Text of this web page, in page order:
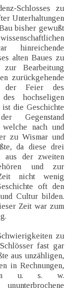
Schlosses zu
Unterhaltungen
bisher gewußt
hinreichende
alten Baues zu
Bearbeitung
zurückgehende
der Feier des
des hochseligen
die Geschichte
Gegenstand
welche nach und
zu Wismar und
da diese drei
aus der zweiten
und zur
nicht wenig
oft den
Cultur bilden.
Zeit war zum
zu
fast gar
aus unzähligen,
in Rechnungen,
u. s. w.